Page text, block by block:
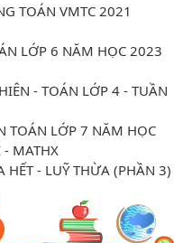
TOÁN VMTC 2021
LỚP 6 NĂM HỌC 2023
- TOÁN LỚP 4 - TUẦN
TOÁN LỚP 7 NĂM HỌC
MATHX
HẾT - LUỸ THỪA (PHẦN 3)